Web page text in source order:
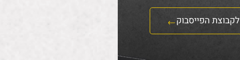
לקבוצת הפייסבוק